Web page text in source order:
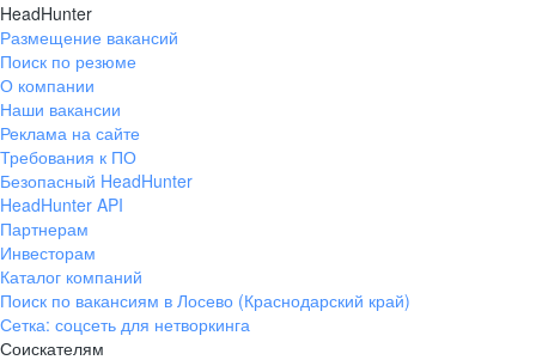
HeadHunter
Размещение вакансий
Поиск по резюме
О компании
Наши вакансии
Реклама на сайте
Требования к ПО
Безопасный HeadHunter
HeadHunter API
Партнерам
Инвесторам
Каталог компаний
Поиск по вакансиям в Лосево (Краснодарский край)
Сетка: соцсеть для нетворкинга
Соискателям